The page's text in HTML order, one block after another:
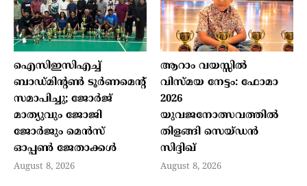
ഐസിഇസിഎച്ച്
ബാഡ്മിന്റണ്‍ ടൂര്‍ണമെന്റ്
സമാപിച്ചു; ജോര്‍ജ്
മാത്യുവും ജോജി
ജോര്‍ജും മെന്‍സ്
ഓപ്പണ്‍ ജേതാക്കള്‍
August 8, 2026
ആറാം വയസ്സില്‍
വിസ്മയ നേട്ടം: ഫോമാ
2026
യുവജനോത്സവത്തില്‍
തിളങ്ങി സെയ്ഡന്‍
സിദ്ദിഖ്
August 8, 2026